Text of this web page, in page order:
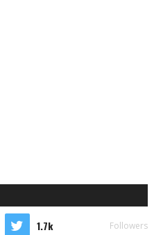
1.7k Followers